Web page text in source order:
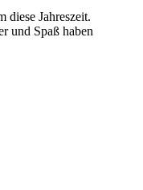
diese Jahreszeit.
und Spaß haben